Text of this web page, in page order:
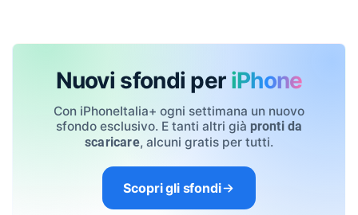
Nuovi sfondi per iPhone
Con iPhoneItalia+ ogni settimana un nuovo
sfondo esclusivo. E tanti altri già pronti da
scaricare, alcuni gratis per tutti.
Scopri gli sfondi